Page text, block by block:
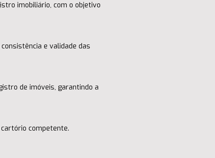
imobiliário, com o objetivo
e validade das
de imóveis, garantindo a
competente.